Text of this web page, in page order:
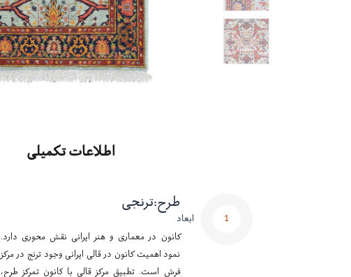
اطلاعات تکمیلی
1 ابعاد
طرح:ترنجی
کانون در معماری و هنر ایرانی نقش محوری دارد.
نمود اهمیت کانون در قالی ایرانی وجود ترنج در مرکز
فرش است. تطبیق مرکز قالی با کانون تمرکز طرح،